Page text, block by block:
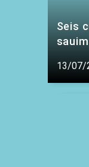
Seis
13/07/